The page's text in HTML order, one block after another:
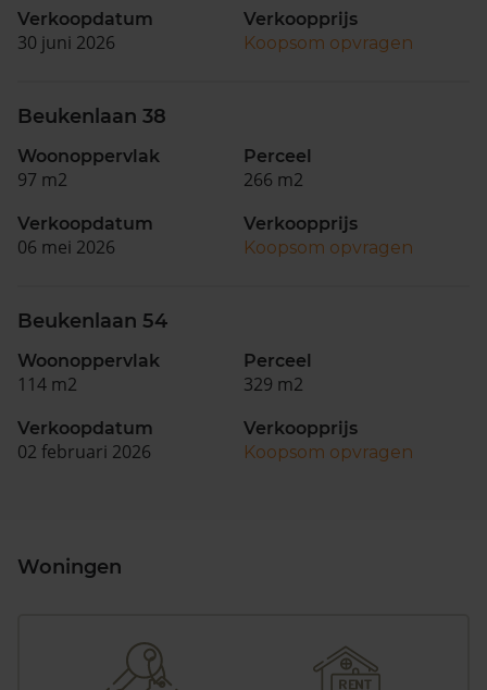
Verkoopdatum
30 juni 2026
Verkoopprijs
Koopsom opvragen
Beukenlaan 38
Woonoppervlak
97 m2
Perceel
266 m2
Verkoopdatum
06 mei 2026
Verkoopprijs
Koopsom opvragen
Beukenlaan 54
Woonoppervlak
114 m2
Perceel
329 m2
Verkoopdatum
02 februari 2026
Verkoopprijs
Koopsom opvragen
Woningen